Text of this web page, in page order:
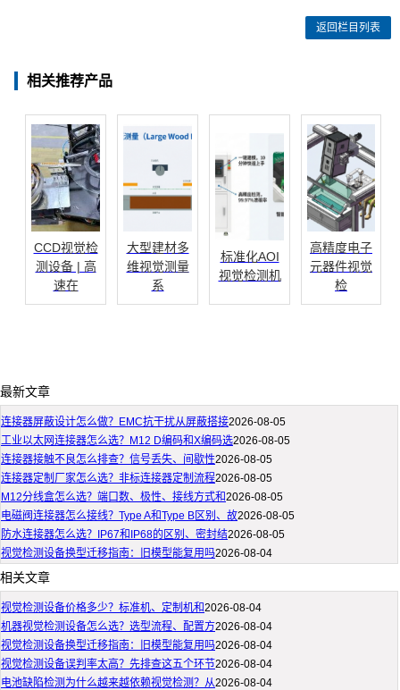
返回栏目列表
相关推荐产品
CCD视觉检
测设备 | 高
速在
大型建材多
维视觉测量
系
标准化AOI
视觉检测机
高精度电子
元器件视觉
检
最新文章
连接器屏蔽设计怎么做？EMC抗干扰从屏蔽搭接2026-08-05
工业以太网连接器怎么选？M12 D编码和X编码选2026-08-05
连接器接触不良怎么排查？信号丢失、间歇性2026-08-05
连接器定制厂家怎么选？非标连接器定制流程2026-08-05
M12分线盒怎么选？端口数、极性、接线方式和2026-08-05
电磁阀连接器怎么接线？Type A和Type B区别、故2026-08-05
防水连接器怎么选？IP67和IP68的区别、密封结2026-08-05
视觉检测设备换型迁移指南：旧模型能复用吗2026-08-04
相关文章
视觉检测设备价格多少？标准机、定制机和2026-08-04
机器视觉检测设备怎么选？选型流程、配置方2026-08-04
视觉检测设备换型迁移指南：旧模型能复用吗2026-08-04
视觉检测设备误判率太高？先排查这五个环节2026-08-04
电池缺陷检测为什么越来越依赖视觉检测？从2026-08-04